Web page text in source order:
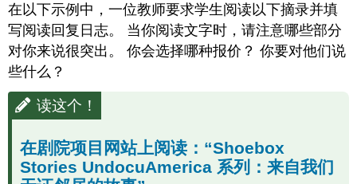
我
们
无
证
邻
的
故
Shoebox
Stories
在以下示例中，一位教师要求学生阅读以下摘录并填
写阅读回复日志。 当你阅读文字时，请注意哪些部分
对你来说很突出。 你会选择哪种报价？ 你要对他们说
些什么？
读这个！
在剧院项目网站上阅读：“Shoebox
Stories UndocuAmerica 系列：来自我们